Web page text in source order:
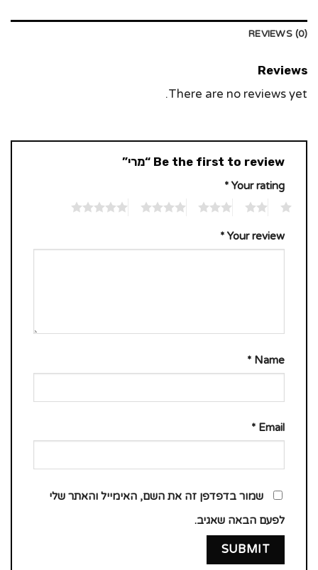
REVIEWS (0)
Reviews
There are no reviews yet.
Be the first to review “מרי”
Your rating
*
Your review
*
Name
*
Email
*
שמור בדפדפן זה את השם, האימייל והאתר שלי
לפעם הבאה שאגיב.